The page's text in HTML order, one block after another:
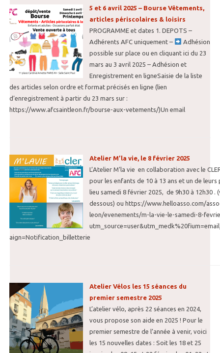
5 et 6 avril 2025 – Bourse Vêtements,
articles périscolaires & loisirs
PROGRAMME et dates 1. DEPOTS –
Adhérents AFC uniquement –
Adhésion
possible sur place ou en cliquant ici du 23
mars au 3 avril 2025 – Adhésion et
Enregistrement en ligneSaisie de la liste
des articles selon ordre et format précisés en ligne (lien
d’enregistrement à partir du 23 mars sur :
https://www.afcsaintleon.fr/bourse-aux-vetements/)Un email
Atelier M’la vie, le 8 février 2025
L’Atelier M’la vie en collaboration avec le
pour les enfants de 10 à 13 ans et un de
lieu samedi 8 février 2025, de 9h30 à 12h30 .
dessous) ou https://www.helloasso.com/
leon/evenements/m-la-vie-le-samedi-8-
aign=Notification_billetterie
Atelier Vélos les 15 séances du
premier semestre 2025
L’atelier vélo, après 22 séances en 2024,
vous propose son aide en 2025 ! Pour le
premier semestre de l’année à venir, voici
les 15 nouvelles dates : Soit les 18 et 25